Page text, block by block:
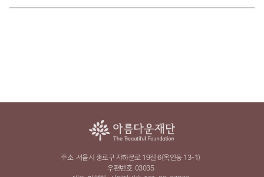
주소 서울시 종로구 자하문로 19길 6(옥인동 13-1)
우편번호 03035